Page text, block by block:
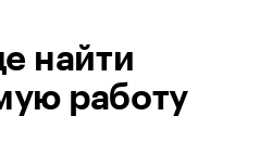
найти
работу